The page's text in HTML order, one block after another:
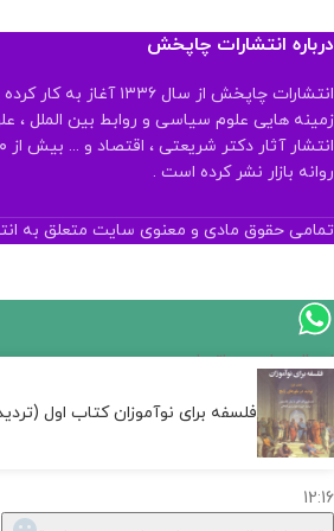
درباره انتشارات چاپخش
انتشارات چاپخش از سال ۱۳۳۶
زمینه هایی علوم سیاسی و روابط بین الملل ،
روانه بازار نشر کرده است .
تمامی حقوق مادی و معنوی سایت متعلق به
فلسفه برای نوآموزان کتاب اول
اگر
موجود
نیست,
شاید
تهیه